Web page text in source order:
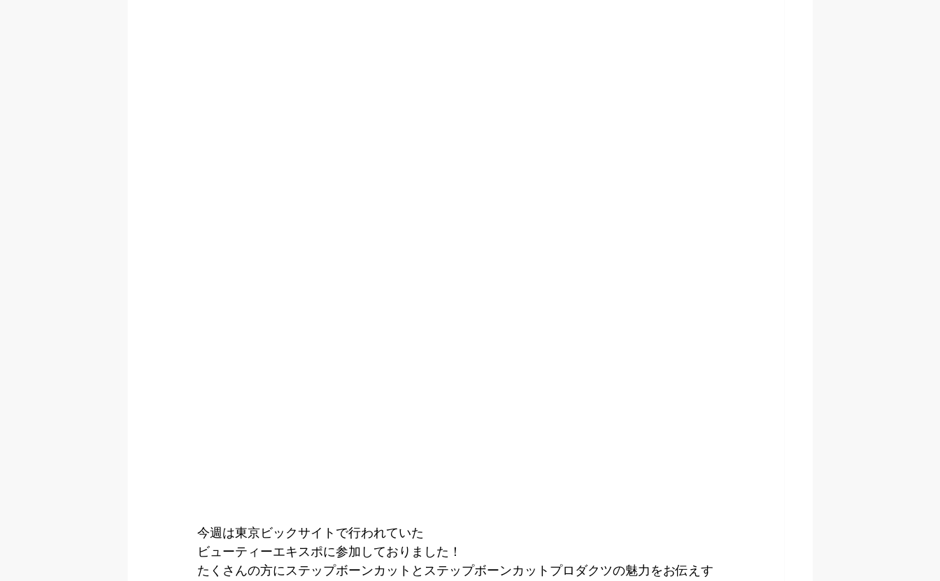
今週は東京ビックサイトで行われていた
ビューティーエキスポに参加しておりました！
たくさんの方にステップボーンカットとステップボーンカットプロダクツの魅力をお伝えす